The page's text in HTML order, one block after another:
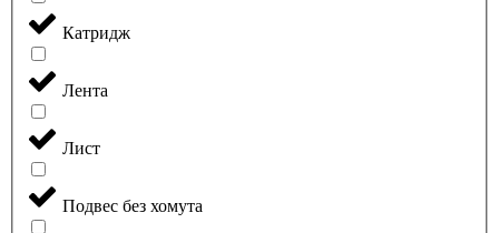
Катридж
Лента
Лист
Подвес без хомута